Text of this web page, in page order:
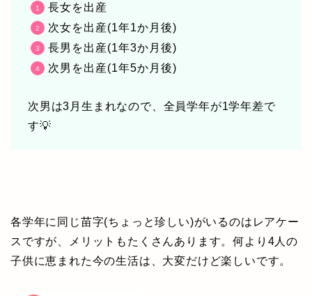
長女を出産
次女を出産(1年1か月後)
長男を出産(1年3か月後)
次男を出産(1年5か月後)
次男は3月生まれなので、全員学年が1学年差で
す💡
各学年に同じ苗字(ちょっと珍しい)がいるのはレアケー
スですが、メリットもたくさんあります。何より4人の
子供に恵まれた今の生活は、大変だけど楽しいです。